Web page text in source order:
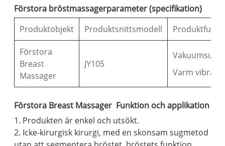
Förstora bröstmassagerparameter (specifikation)
Produktobjekt
Produktsnittsmodell
Förstora
Breast
Massager
JY105
Vakuumsug
Varm
Förstora Breast Massager Funktion och applikation
1. Produkten är enkel och utsökt.
2. Icke-kirurgisk kirurgi, med en skonsam sugmetod